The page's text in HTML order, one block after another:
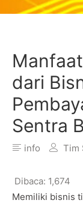
dari
Sentra
info Tim
Dibaca: 1,674
Memiliki bisnis